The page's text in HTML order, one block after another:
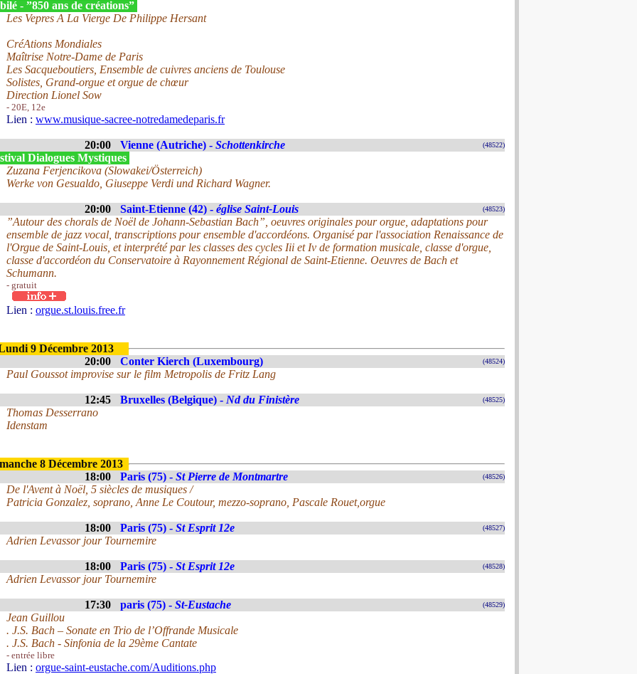
- ”850 ans de créations”
Les Vepres A La Vierge De Philippe Hersant
CréAtions Mondiales
Maîtrise Notre-Dame de Paris
Les Sacqueboutiers, Ensemble de cuivres anciens de Toulouse
Solistes, Grand-orgue et orgue de chœur
Direction Lionel Sow
- 20E, 12e
Lien : www.musique-sacree-notredamedeparis.fr
20:00 Vienne (Autriche) - Schottenkirche (48522)
Dialogues Mystiques
Zuzana Ferjencikova (Slowakei/Österreich)
Werke von Gesualdo, Giuseppe Verdi und Richard Wagner.
20:00 Saint-Etienne (42) - église Saint-Louis (48523)
”Autour des chorals de Noël de Johann-Sebastian Bach”, oeuvres originales pour orgue, adaptations pour
ensemble de jazz vocal, transcriptions pour ensemble d'accordéons. Organisé par l'association Renaissance de
l'Orgue de Saint-Louis, et interprété par les classes des cycles Iii et Iv de formation musicale, classe d'orgue,
classe d'accordéon du Conservatoire à Rayonnement Régional de Saint-Etienne. Oeuvres de Bach et
Schumann.
- gratuit
Lien : orgue.st.louis.free.fr
9 Décembre 2013
20:00
Conter Kierch (Luxembourg) (48524)
Paul Goussot improvise sur le film Metropolis de Fritz Lang
12:45 Bruxelles (Belgique) - Nd du Finistère (48525)
Thomas Desserrano
Idenstam
8 Décembre 2013
18:00
Paris (75) - St Pierre de Montmartre (48526)
De l'Avent à Noël, 5 siècles de musiques /
Patricia Gonzalez, soprano, Anne Le Coutour, mezzo-soprano, Pascale Rouet,orgue
18:00 Paris (75) - St Esprit 12e (48527)
Adrien Levassor jour Tournemire
18:00 Paris (75) - St Esprit 12e (48528)
Adrien Levassor jour Tournemire
17:30 paris (75) - St-Eustache (48529)
Jean Guillou
. J.S. Bach – Sonate en Trio de l’Offrande Musicale
. J.S. Bach - Sinfonia de la 29ème Cantate
- entrée libre
Lien : orgue-saint-eustache.com/Auditions.php